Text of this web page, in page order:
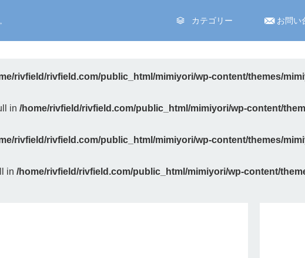
カテゴリー お問い
rivfield/rivfield.com/public_html/mimiyori/wp-content/themes/
in /home/rivfield/rivfield.com/public_html/mimiyori/wp-content/
rivfield/rivfield.com/public_html/mimiyori/wp-content/themes/
in /home/rivfield/rivfield.com/public_html/mimiyori/wp-content/